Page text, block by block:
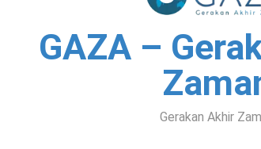
GAZA –
Gerakan Akhir